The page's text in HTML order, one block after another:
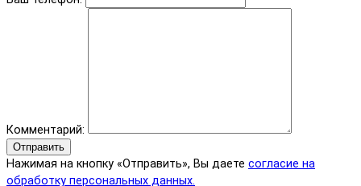
Комментарий:
Отправить
Нажимая на кнопку «Отправить», Вы даете согласие на
обработку персональных данных.